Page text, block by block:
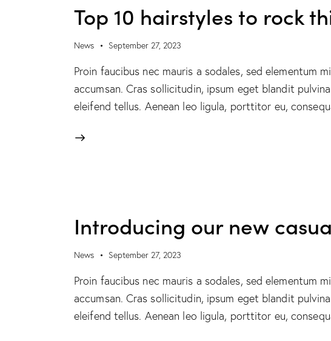
Top 10 hairstyles to rock
News September 27, 2023
Proin faucibus nec mauris a sodales, sed elementum
accumsan. Cras sollicitudin, ipsum eget blandit
eleifend tellus. Aenean leo ligula, porttitor eu,
Introducing our new
News September 27, 2023
Proin faucibus nec mauris a sodales, sed elementum
accumsan. Cras sollicitudin, ipsum eget blandit
eleifend tellus. Aenean leo ligula, porttitor eu,